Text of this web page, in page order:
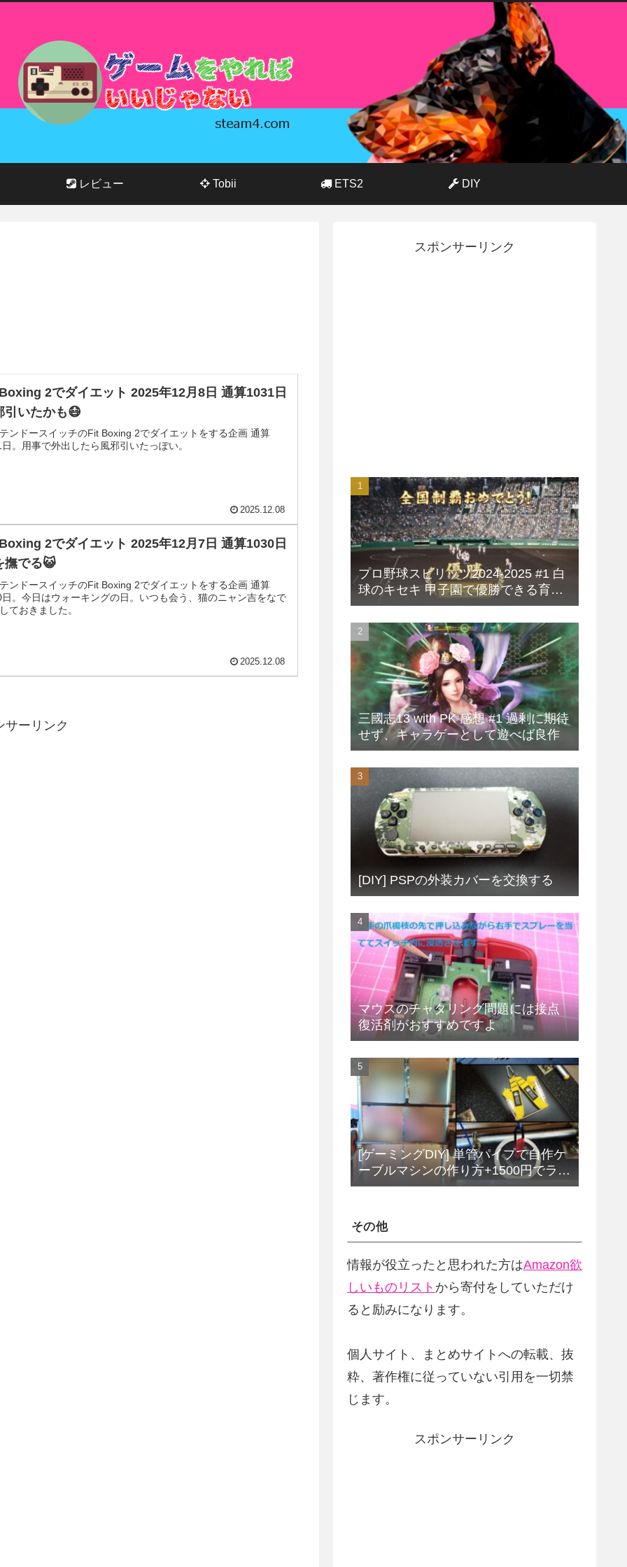
レビュー Tobii ETS2 DIY
2でダイエット 2025年12月8日 通算1031日
引いたかも😷
ンドースイッチのFit Boxing 2でダイエットをする企画 通算
。用事で外出したら風邪引いたっぽい。
2025.12.08
2でダイエット 2025年12月7日 通算1030日
撫でる😺
ンドースイッチのFit Boxing 2でダイエットをする企画 通算
。今日はウォーキングの日。いつも会う、猫のニャン吉をなで
ておきました。
2025.12.08
サーリンク
スポンサーリンク
プロ野球スピリッツ2024-2025 #1 白
球のキセキ 甲子園で優勝できる育成
方法
三國志13 with PK 感想 #1 過剰に期待
せず、キャラゲーとして遊べば良作
[DIY] PSPの外装カバーを交換する
マウスのチャタリング問題には接点
復活剤がおすすめですよ
[ゲーミングDIY] 単管パイプで自作ケ
ーブルマシンの作り方+1500円でラッ
トプルダウンバーをDIY
その他
情報が役立ったと思われた方はAmazon欲
しいものリスト から寄付をしていただけ
ると励みになります。
個人サイト、まとめサイトへの転載、抜
粋、著作権に従っていない引用を一切禁
じます。
スポンサーリンク